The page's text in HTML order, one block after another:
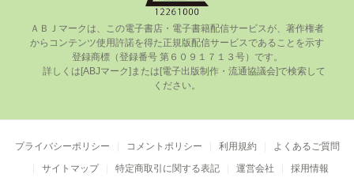
ＡＢＪマークは、この電⼦書店・電⼦書籍配信サービスが、著作権者
からコンテンツ使⽤許諾を得た正規版配信サービスであることを⽰す
登録商標（登録番号 第６０９１７１３号）です。
ください。
プライバシーポリシー コメントポリシー 利用規約
よくあるご質問
サイトマップ
特定商取引に関する表記 運営会社 採用情報